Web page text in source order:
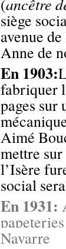
(
siège
avenue
Anne de
En 1903:
fabriquer
pages sur
Aimé
mettre
l’Isère
social
En 1931:
Navarre